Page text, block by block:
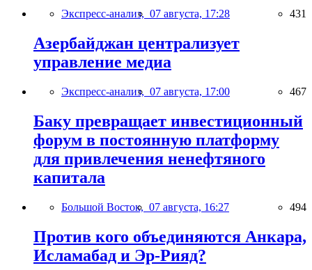
Экспресс-анализ, 07 августа, 17:28 431
Азербайджан централизует
управление медиа
Экспресс-анализ, 07 августа, 17:00 467
Баку превращает инвестиционный
форум в постоянную платформу
для привлечения ненефтяного
капитала
Большой Восток, 07 августа, 16:27 494
Против кого объединяются Анкара,
Исламабад и Эр-Рияд?